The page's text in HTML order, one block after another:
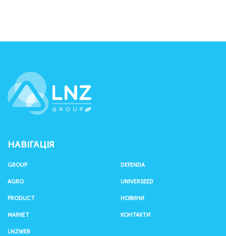
НАВІГАЦІЯ
GROUP
AGRO
PRODUCT
MARKET
DEFENDA
UNIVERSEED
НОВИНИ
КОНТАКТИ
LNZWEB